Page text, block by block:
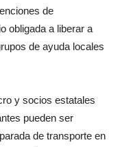
de
obligada a liberar a
de ayuda locales
y socios estatales
pueden ser
de transporte en